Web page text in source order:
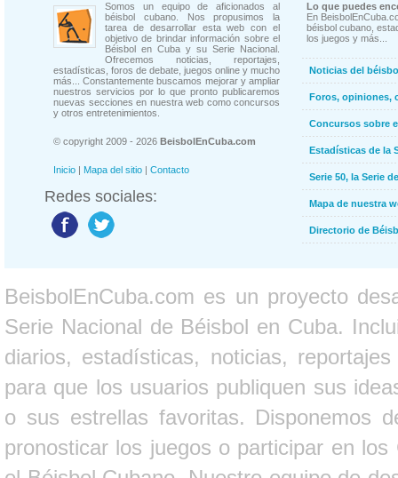
Somos un equipo de aficionados al
béisbol cubano. Nos propusimos la
tarea de desarrollar esta web con el
objetivo de brindar información sobre el
Béisbol en Cuba y su Serie Nacional.
Ofrecemos noticias, reportajes,
estadísticas, foros de debate, juegos online y mucho
más... Constantemente buscamos mejorar y ampliar
nuestros servicios por lo que pronto publicaremos
nuevas secciones en nuestra web como concursos
y otros entretenimientos.
© copyright 2009 - 2026 BeisbolEnCuba.com
Inicio | Mapa del sitio | Contacto
Redes sociales:
Lo que puedes
En
béisbol cubano,
los juegos y más...
Noticias del
Foros, opiniones,
Concursos sobre
Estadísticas de la
Serie 50, la Serie
Mapa de nuestra
Directorio de
BeisbolEnCuba.com es un proyecto
Serie Nacional de Béisbol en Cuba.
diarios, estadísticas, noticias,
para que los usuarios publiquen sus
o sus estrellas favoritas. Disponemos
pronosticar los juegos o participar en